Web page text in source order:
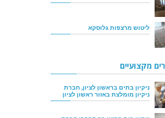
ליטוש מרצפות גלוסקא
מקצועיים
ניקיון בתים בראשון לציון, חברת
ניקיון מומלצת באזור ראשון לציון